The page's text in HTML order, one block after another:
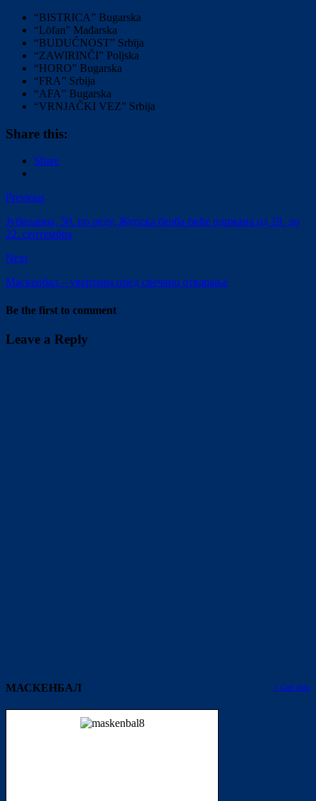
“BISTRICA” Bugarska
“Löfan” Mađarska
“BUDUĆNOST” Srbija
“ZAWIRINČI” Poljska
“HORO” Bugarska
“FRA” Srbija
“AFA” Bugarska
“VRNJAČKI VEZ” Srbija
Share this:
Share
Previous
Јубиларна, 50. по реду, Жупска берба биће одржана од 19. до
22. септембра
Next
Маскенбал – увертира пред свечано отварање
Be the first to comment
Leave a Reply
↑ Get this
МАСКЕНБАЛ